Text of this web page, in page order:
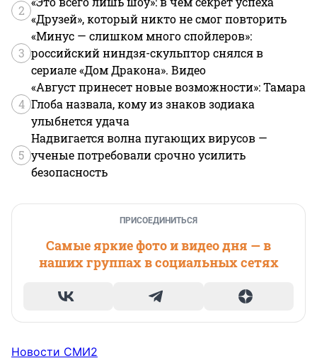
2
«Друзей», который никто не смог повторить
3
«Минус — слишком много спойлеров»:
российский ниндзя-скульптор снялся в
сериале «Дом Дракона». Видео
4
«Август принесет новые возможности»: Тамара
Глоба назвала, кому из знаков зодиака
улыбнется удача
5
Надвигается волна пугающих вирусов —
ученые потребовали срочно усилить
безопасность
ПРИСОЕДИНИТЬСЯ
Самые яркие фото и видео дня — в
наших группах в социальных сетях
Новости СМИ2